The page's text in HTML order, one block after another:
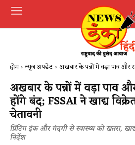
होम न्यूज़ अपडेट अखबार के पन्नों में वड़ा पाव और
अखबार के पन्नों में वड़ा पाव
होंगे बंद; FSSAI ने खाद्य
चेतावनी
प्रिंटिंग इंक और गंदगी से स्वास्थ्य को खतरा,
निर्देश